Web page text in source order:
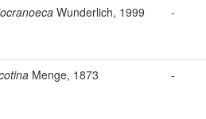
Wunderlich, 1999 -
Menge, 1873 -